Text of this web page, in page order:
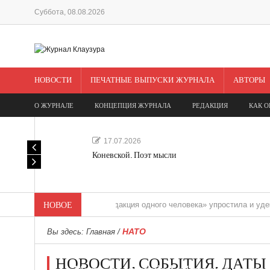
Суббота, 08.08.2026
НОВОСТИ ПЕЧАТНЫЕ ВЫПУСКИ ЖУРНАЛА АВТОРЫ
О ЖУРНАЛЕ КОНЦЕПЦИЯ ЖУРНАЛА РЕДАКЦИЯ КАК
17.07.2026
Коневской. Поэт мысли
НОВОЕ«Редакция одного человека» упростила и удешевила
Вы здесь: Главная/ НАТО
НОВОСТИ. СОБЫТИЯ. ДАТЫ